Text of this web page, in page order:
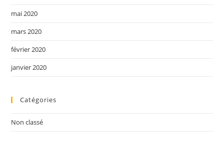
mai 2020
mars 2020
février 2020
janvier 2020
Catégories
Non classé